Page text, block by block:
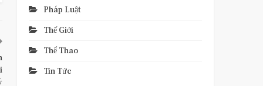
Pháp Luật
Thế Giới
Thể Thao
Tin Tức